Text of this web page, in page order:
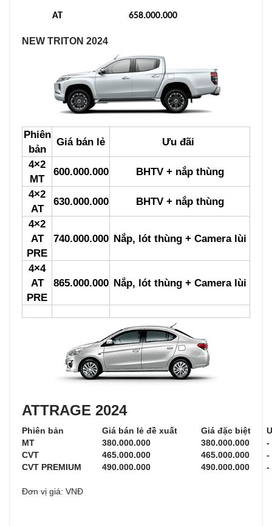
AT 658.000.000
NEW TRITON 2024
Phiên
bản
Giá bán lẻ
Ưu đãi
4×2
MT
600.000.000
BHTV + nắp thùng
4×2
AT
630.000.000
BHTV + nắp thùng
4×2
AT
PRE
740.000.000 Nắp, lót thùng + Camera lùi
4×4
AT
PRE
865.000.000 Nắp, lót thùng + Camera lùi
ATTRAGE 2024
Phiên bản Giá bán lẻ đề xuất Giá đặc biệt
MT
380.000.000 380.000.000
-
CVT
465.000.000 465.000.000
-
CVT PREMIUM
490.000.000 490.000.000 -
Đơn vị giá: VNĐ